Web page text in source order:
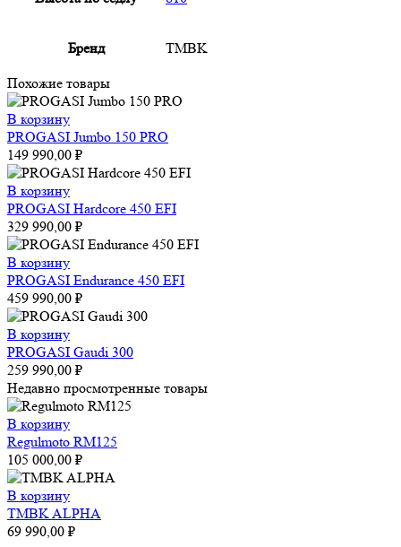
Бренд TMBK
Похожие товары
В корзину
PROGASI Jumbo 150 PRO
149 990,00 ₽
В корзину
PROGASI Hardcore 450 EFI
329 990,00 ₽
В корзину
PROGASI Endurance 450 EFI
459 990,00 ₽
В корзину
PROGASI Gaudi 300
259 990,00 ₽
Недавно просмотренные товары
В корзину
Regulmoto RM125
105 000,00 ₽
В корзину
TMBK ALPHA
69 990,00 ₽